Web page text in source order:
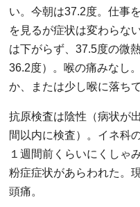
い。今朝は37.2度。仕事
を見るが症状は変わらな
は下がらず、37.5度の微
36.2度）。喉の痛みなし
か、または少し喉に落ちて
抗原検査は陰性（病状が
間以内に検査）。イネ科
１週間前くらいにくしゃ
粉症症状があらわれた。
頭痛。